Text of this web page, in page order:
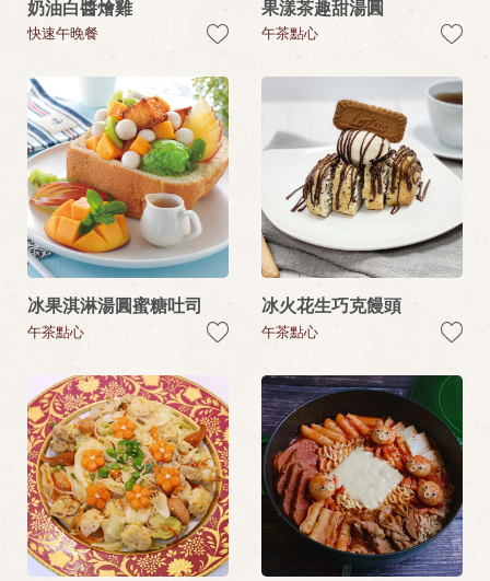
奶油白醬燴雞
快速午晚餐
果漾茶趣甜湯圓
午茶點心
冰果淇淋湯圓蜜糖吐司
午茶點心
冰火花生巧克饅頭
午茶點心